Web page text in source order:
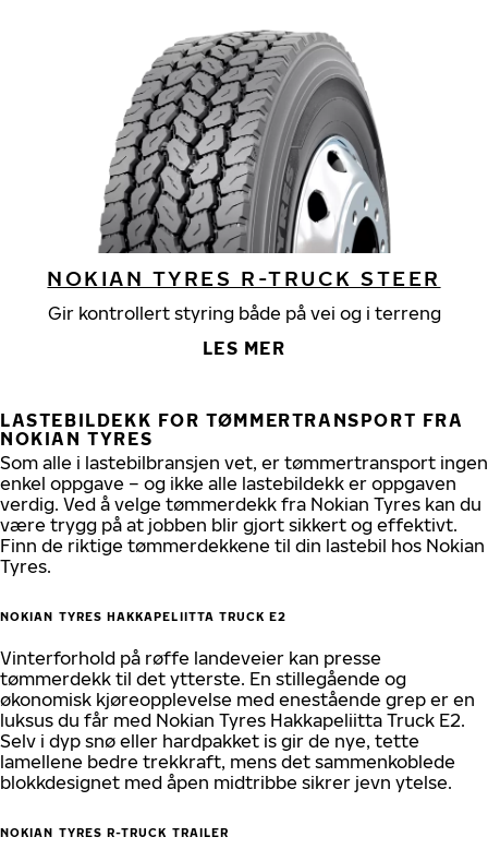
NOKIAN TYRES R-TRUCK STEER
Gir kontrollert styring både på vei og i terreng
LES MER
LASTEBILDEKK FOR TØMMERTRANSPORT FRA
NOKIAN TYRES
Som alle i lastebilbransjen vet, er tømmertransport ingen
enkel oppgave – og ikke alle lastebildekk er oppgaven
verdig. Ved å velge tømmerdekk fra Nokian Tyres kan du
være trygg på at jobben blir gjort sikkert og effektivt.
Finn de riktige tømmerdekkene til din lastebil hos Nokian
Tyres.
NOKIAN TYRES HAKKAPELIITTA TRUCK E2
Vinterforhold på røffe landeveier kan presse
tømmerdekk til det ytterste. En stillegående og
økonomisk kjøreopplevelse med enestående grep er en
luksus du får med Nokian Tyres Hakkapeliitta Truck E2.
Selv i dyp snø eller hardpakket is gir de nye, tette
lamellene bedre trekkraft, mens det sammenkoblede
blokkdesignet med åpen midtribbe sikrer jevn ytelse.
NOKIAN TYRES R-TRUCK TRAILER